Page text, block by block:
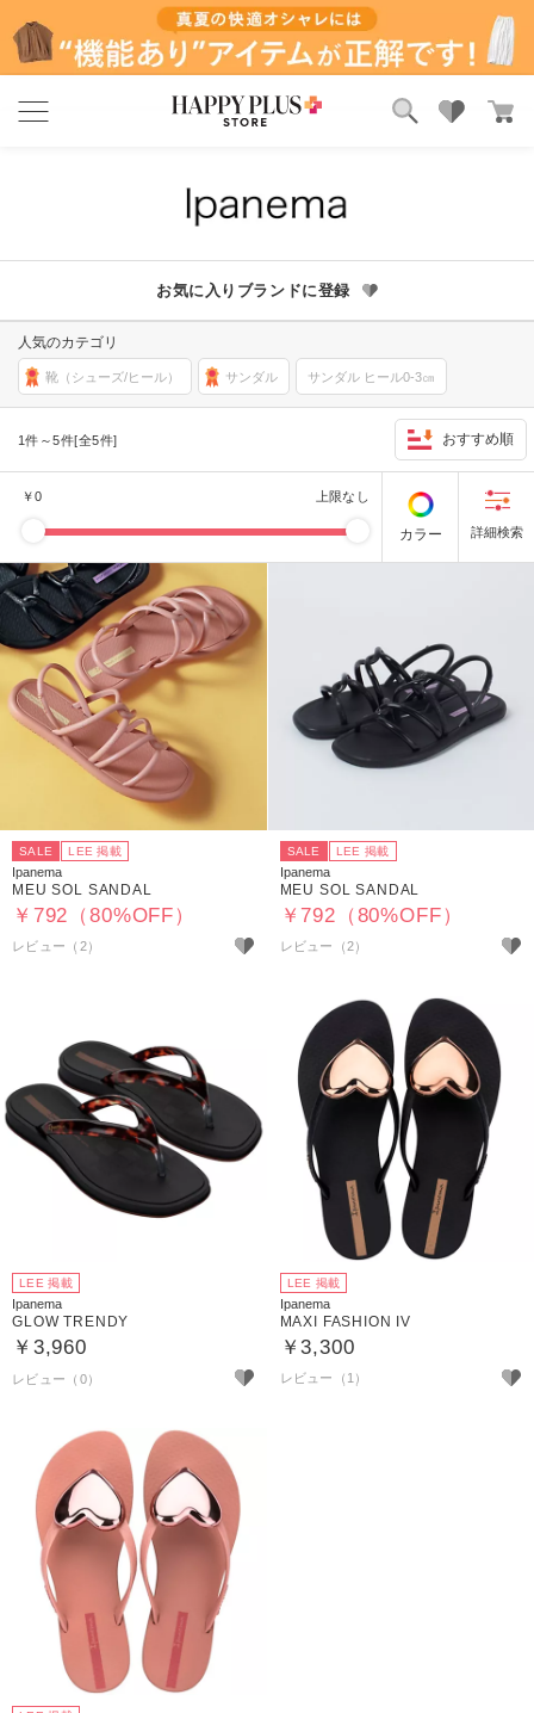
お気に入り
お気に入りブランドに登録
人気のカテゴリ
靴（シューズ/ヒール） サンダル サンダル ヒール0-3㎝
1件～5件[全5件] おすすめ順
￥0 上限なし
カラー
SALE LEE 掲載
Ipanema
MEU SOL SANDAL
￥792（80%OFF）
レビュー（2）
SALE LEE 掲載
Ipanema
MEU SOL SANDAL
￥792（80%OFF）
レビュー（2）
LEE 掲載
Ipanema
GLOW TRENDY
￥3,960
LEE 掲載
Ipanema
MAXI FASHION IV
￥3,300
レビュー（1）